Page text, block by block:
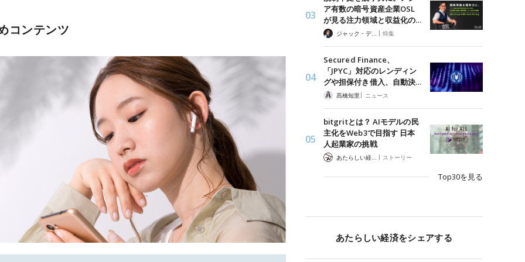
コンテンツ
ア有数の暗号資産企業OSL
が見る注力領域と収益化の…
ジャック・デロン（Jack Derong） | 特集
Secured Finance、
「JPYC」対応のレンディン
グや担保付き借入、自動決…
髙橋知里 | ニュース
bitgritとは？ AIモデルの民
主化をWeb3で目指す 日本
人起業家の挑戦
| ストーリー
Top30を見る
あたらしい経済をシェアする